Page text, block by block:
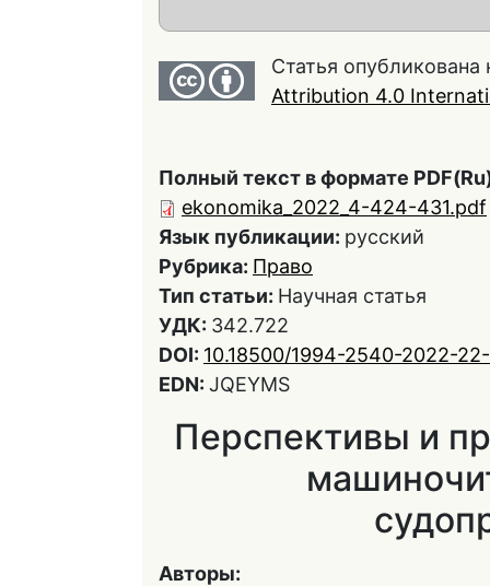
Статья
Attribution 4.0
Полный текст в формате
ekonomika_2022_4-424-431.pdf
Язык публикации: русский
Рубрика: Право
Тип статьи: Научная статья
УДК: 342.722
DOI: 10.18500/1994-2540-2022-
EDN: JQEYMS
Перспективы и
Авторы: